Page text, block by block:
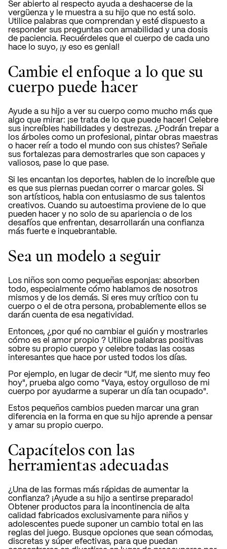
Ser abierto al respecto ayuda a deshacerse de la
vergüenza y le muestra a su hijo que no está solo.
Utilice palabras que comprendan y esté dispuesto a
responder sus preguntas con amabilidad y una dosis
de paciencia. Recuérdeles que el cuerpo de cada uno
hace lo suyo, ¡y eso es genial!
Cambie el enfoque a lo que su
cuerpo puede hacer
Ayude a su hijo a ver su cuerpo como mucho más que
algo que mirar: ¡se trata de lo que puede hacer! Celebre
sus increíbles habilidades y destrezas. ¿Podrán trepar a
los árboles como un profesional, pintar obras maestras
o hacer reír a todo el mundo con sus chistes? Señale
sus fortalezas para demostrarles que son capaces y
valiosos, pase lo que pase.
Si les encantan los deportes, hablen de lo increíble que
es que sus piernas puedan correr o marcar goles. Si
son artísticos, habla con entusiasmo de sus talentos
creativos. Cuando su autoestima proviene de lo que
pueden hacer y no solo de su apariencia o de los
desafíos que enfrentan, desarrollarán una confianza
más fuerte e inquebrantable.
Sea un modelo a seguir
Los niños son como pequeñas esponjas: absorben
todo, especialmente cómo hablamos de nosotros
mismos y de los demás. Si eres muy crítico con tu
cuerpo o el de otra persona, probablemente ellos se
darán cuenta de esa negatividad.
Entonces, ¿por qué no cambiar el guión y mostrarles
cómo es el amor propio ? Utilice palabras positivas
sobre su propio cuerpo y celebre todas las cosas
interesantes que hace por usted todos los días.
Por ejemplo, en lugar de decir "Uf, me siento muy feo
hoy", prueba algo como "Vaya, estoy orgulloso de mi
cuerpo por ayudarme a superar un día tan ocupado".
Estos pequeños cambios pueden marcar una gran
diferencia en la forma en que su hijo aprende a pensar
y amar su propio cuerpo.
Capacítelos con las
herramientas adecuadas
¿Una de las formas más rápidas de aumentar la
confianza? ¡Ayude a su hijo a sentirse preparado!
Obtener productos para la incontinencia de alta
calidad fabricados exclusivamente para niños y
adolescentes puede suponer un cambio total en las
reglas del juego. Busque opciones que sean cómodas,
discretas y súper efectivas, para que puedan